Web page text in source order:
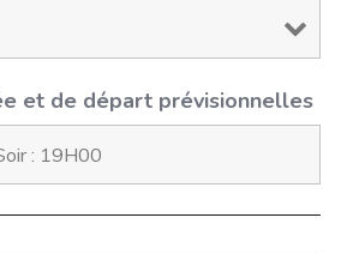
et de départ prévisionnelles